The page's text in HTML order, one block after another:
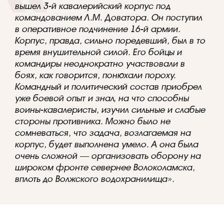
вышел 3-й кавалерийский корпус под
командованием Л.М. Доватора. Он поступил
в оперативное подчинение 16-й армии.
Корпус, правда, сильно поредевший, был в то
время внушительной силой. Его бойцы и
командиры неоднократно участвовали в
боях, как говорится, понюхали пороху.
Командный и политический состав приобрел
уже боевой опыт и знал, на что способны
воины-кавалеристы, изучил сильные и слабые
стороны противника. Можно было не
сомневаться, что задача, возлагаемая на
корпус, будет выполнена умело. А она была
очень сложной — организовать оборону на
широком фронте севернее Волоколамска,
вплоть до Волжского водохранилища».